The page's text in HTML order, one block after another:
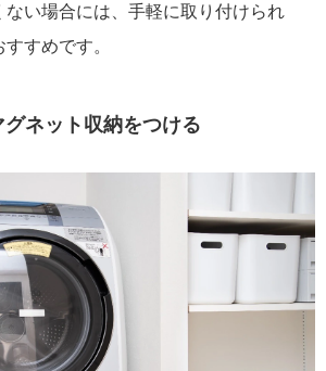
ない場合には、手軽に取り付けられ
すめです。
ネット収納をつける